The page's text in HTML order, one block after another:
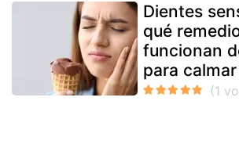
Dientes
qué
funcionan
para